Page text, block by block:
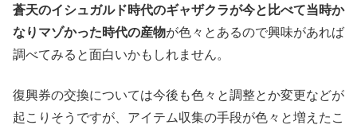
蒼天のイシュガルド時代のギャザクラが今と比べて当時か
なりマゾかった時代の産物が色々とあるので興味があれば
調べてみると面白いかもしれません。
復興券の交換については今後も色々と調整とか変更などが
起こりそうですが、アイテム収集の手段が色々と増えたこ